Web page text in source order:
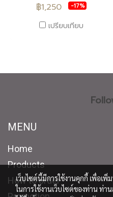
฿1,250 -17%
เปรียบเทียบ
MENU
Home
Products
How to order
เว็บไซต์นี้มีการใช้งานคุกกี้ เพื่อเ
ในการใช้งานเว็บไซต์ของท่าน ท่า